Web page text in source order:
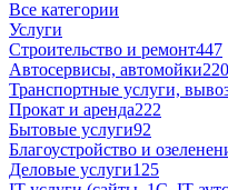
Все категории
Услуги
Строительство и ремонт447
Автосервисы, автомойки220
Транспортные услуги,
Прокат и аренда222
Бытовые услуги92
Благоустройство и
Деловые услуги125